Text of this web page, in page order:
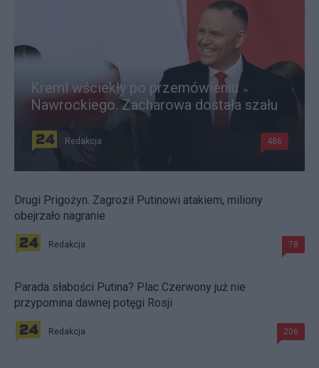
Kreml wściekły po przemówieniu
Nawrockiego. Zacharowa dostała szału
Redakcja 486
Drugi Prigożyn. Zagroził Putinowi atakiem, miliony
obejrzało nagranie
Redakcja 78
Parada słabości Putina? Plac Czerwony już nie
przypomina dawnej potęgi Rosji
Redakcja 206